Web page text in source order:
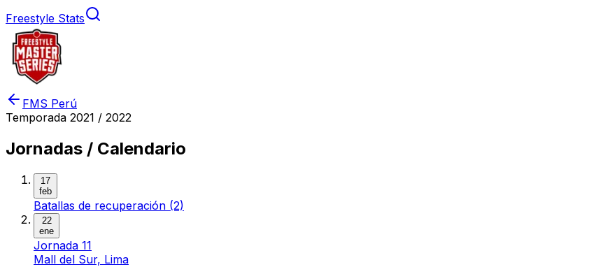
Freestyle Stats
FMS Perú
Temporada 2021 / 2022
Jornadas / Calendario
17
feb
Batallas de recuperación (2)
22
ene
Jornada 11
Mall del Sur, Lima